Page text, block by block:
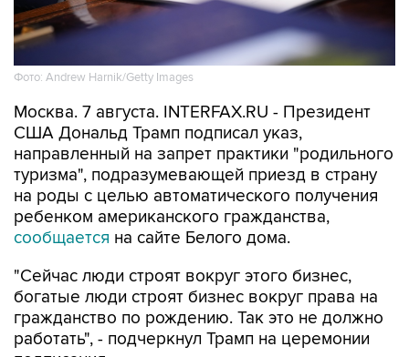
Фото: Andrew Harnik/Getty Images
Москва. 7 августа. INTERFAX.RU - Президент
США Дональд Трамп подписал указ,
направленный на запрет практики "родильного
туризма", подразумевающей приезд в страну
на роды с целью автоматического получения
ребенком американского гражданства,
сообщается на сайте Белого дома.
"Сейчас люди строят вокруг этого бизнес,
богатые люди строят бизнес вокруг права на
гражданство по рождению. Так это не должно
работать", - подчеркнул Трамп на церемонии